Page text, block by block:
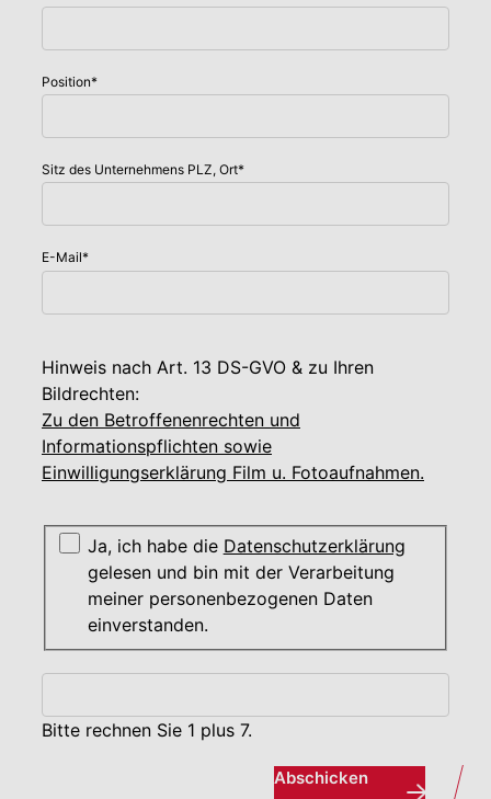
Position*
Sitz des Unternehmens PLZ, Ort*
E-Mail*
Hinweis nach Art. 13 DS-GVO & zu Ihren
Bildrechten:
Zu den Betroffenenrechten und
Informationspflichten sowie
Einwilligungserklärung Film u. Fotoaufnahmen.
Ja, ich habe die Datenschutzerklärung
gelesen und bin mit der Verarbeitung
meiner personenbezogenen Daten
einverstanden.
Bitte rechnen Sie 1 plus 7.
Abschicken